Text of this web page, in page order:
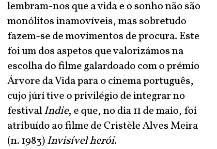
lembram-nos que a vida e o sonho não são
monólitos inamovíveis, mas sobretudo
fazem-se de movimentos de procura. Este
foi um dos aspetos que valorizámos na
escolha do filme galardoado com o prémio
Árvore da Vida para o cinema português,
cujo júri tive o privilégio de integrar no
festivalIndie, e que, no dia 11 de maio, foi
atribuído ao filme de Cristèle Alves Meira
(n. 1983)Invisível herói.